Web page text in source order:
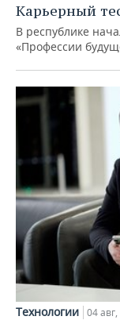
Карьерный
В республике
«Профессии
Технологии 04